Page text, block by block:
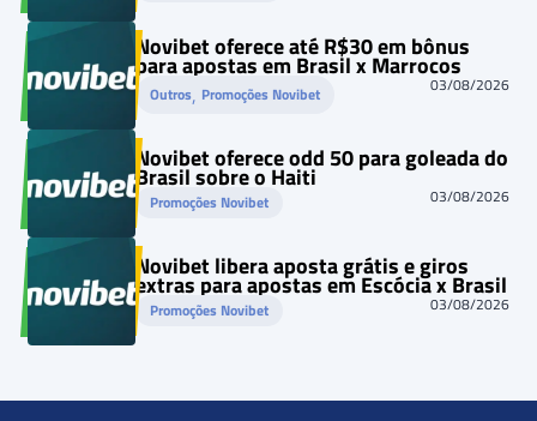
Novibet oferece até R$30 em bônus
para apostas em Brasil x Marrocos
Outros, Promoções Novibet 03/08/2026
Novibet oferece odd 50 para goleada do
Brasil sobre o Haiti
Promoções Novibet 03/08/2026
Novibet libera aposta grátis e giros
extras para apostas em Escócia x Brasil
Promoções Novibet 03/08/2026